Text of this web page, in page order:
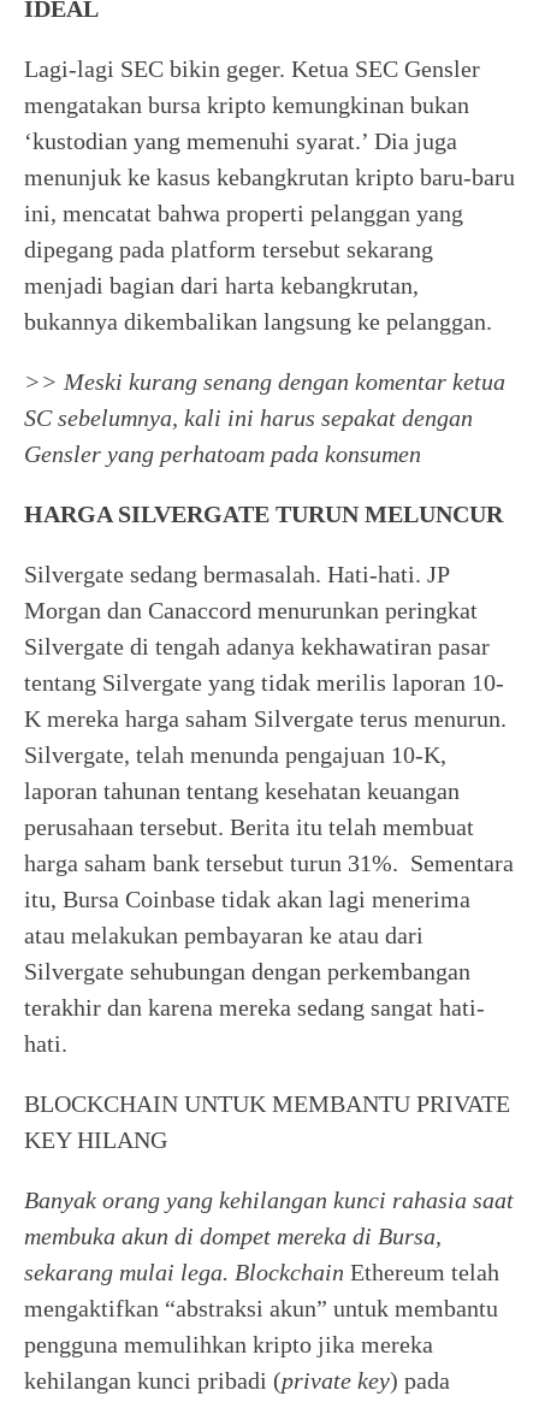
IDEAL
Lagi-lagi SEC bikin geger. Ketua SEC Gensler
mengatakan bursa kripto kemungkinan bukan
‘kustodian yang memenuhi syarat.’ Dia juga
menunjuk ke kasus kebangkrutan kripto baru-baru
ini, mencatat bahwa properti pelanggan yang
dipegang pada platform tersebut sekarang
menjadi bagian dari harta kebangkrutan,
bukannya dikembalikan langsung ke pelanggan.
>> Meski kurang senang dengan komentar ketua
SC sebelumnya, kali ini harus sepakat dengan
Gensler yang perhatoam pada konsumen
HARGA SILVERGATE TURUN MELUNCUR
Silvergate sedang bermasalah. Hati-hati. JP
Morgan dan Canaccord menurunkan peringkat
Silvergate di tengah adanya kekhawatiran pasar
tentang Silvergate yang tidak merilis laporan 10-
K mereka harga saham Silvergate terus menurun.
Silvergate, telah menunda pengajuan 10-K,
laporan tahunan tentang kesehatan keuangan
perusahaan tersebut. Berita itu telah membuat
harga saham bank tersebut turun 31%. Sementara
itu, Bursa Coinbase tidak akan lagi menerima
atau melakukan pembayaran ke atau dari
Silvergate sehubungan dengan perkembangan
terakhir dan karena mereka sedang sangat hati-
hati.
BLOCKCHAIN UNTUK MEMBANTU PRIVATE
KEY HILANG
Banyak orang yang kehilangan kunci rahasia saat
membuka akun di dompet mereka di Bursa,
sekarang mulai lega. Blockchain Ethereum telah
mengaktifkan “abstraksi akun” untuk membantu
pengguna memulihkan kripto jika mereka
kehilangan kunci pribadi (private key) pada